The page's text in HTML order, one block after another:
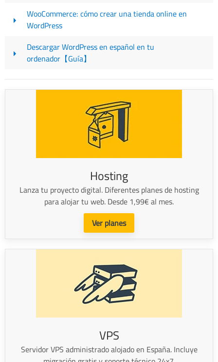
WooCommerce: cómo crear una tienda online en
WordPress
Descargar WordPress en español en tu
ordenador【Guía】
Hosting
Lanza tu proyecto digital. Diferentes planes de hosting
para alojar tu web. Desde 1,99€ al mes.
Ver planes
VPS
Servidor VPS administrado alojado en España. Incluye